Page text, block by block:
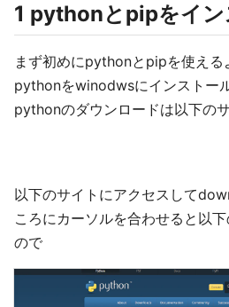
1 pythonとpipをイン
まず初めにpythonとpipを使える
pythonをwinodwsにインストール
pythonのダウンロードは以下の
以下のサイトにアクセスして
ころにカーソルを合わせると以
ので